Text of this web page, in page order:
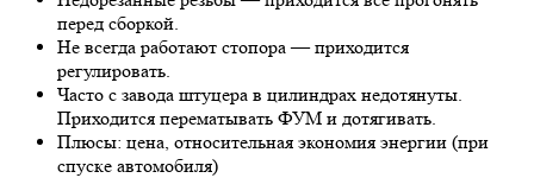
перед сборкой.
Не всегда работают стопора — приходится
регулировать.
Часто с завода штуцера в цилиндрах недотянуты.
Приходится перематывать ФУМ и дотягивать.
Плюсы: цена, относительная экономия энергии (при
спуске автомобиля)